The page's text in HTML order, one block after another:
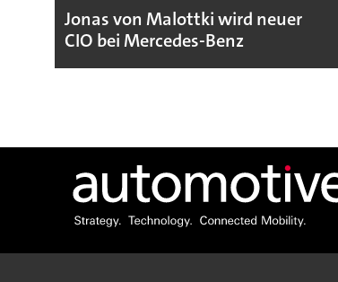
Jonas von Malottki wird neuer
CIO bei Mercedes-Benz